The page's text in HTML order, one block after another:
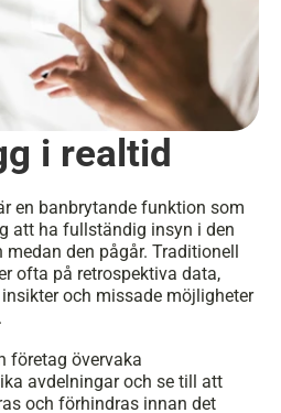
i realtid
en banbrytande funktion som
att ha fullständig insyn i den
den pågår. Traditionell
ofta på retrospektiva data,
och missade möjligheter
företag övervaka
avdelningar och se till att
och förhindras innan det